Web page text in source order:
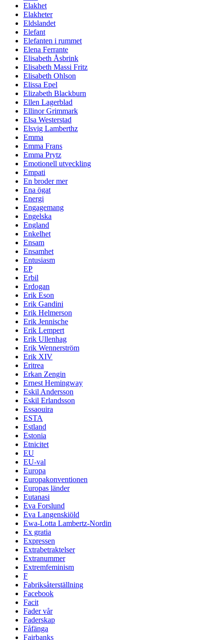
Elakhet
Elakheter
Eldslandet
Elefant
Elefanten i rummet
Elena Ferrante
Elisabeth Åsbrink
Elisabeth Massi Fritz
Elisabeth Ohlson
Elissa Epel
Elizabeth Blackburn
Ellen Lagerblad
Ellinor Grimmark
Elsa Westerstad
Elsvig Lamberthz
Emma
Emma Frans
Emma Prytz
Emotionell utveckling
Empati
En broder mer
Ena ögat
Energi
Engagemang
Engelska
England
Enkelhet
Ensam
Ensamhet
Entusiasm
EP
Erbil
Erdogan
Erik Eson
Erik Gandini
Erik Helmerson
Erik Jennische
Erik Lempert
Erik Ullenhag
Erik Wennerström
Erik XIV
Eritrea
Erkan Zengin
Ernest Hemingway
Eskil Andersson
Eskil Erlandsson
Essaouira
ESTA
Estland
Estonia
Etnicitet
EU
EU-val
Europa
Europakonventionen
Europas länder
Eutanasi
Eva Forslund
Eva Langenskiöld
Ewa-Lotta Lambertz-Nordin
Ex gratia
Expressen
Extrabetraktelser
Extranummer
Extremfeminism
F
Fabriksåterställning
Facebook
Facit
Fader vår
Faderskap
Fåfänga
Fairbanks